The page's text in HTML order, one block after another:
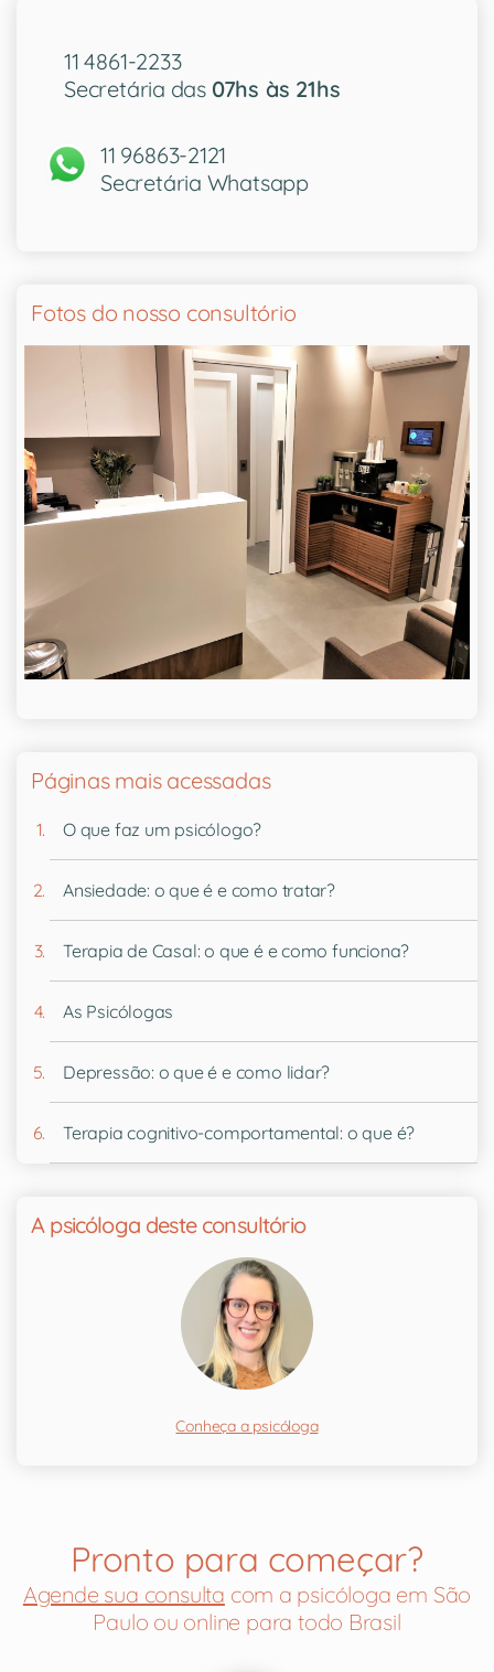
11 4861-2233
Secretária das 07hs às 21hs
11 96863-2121
Secretária Whatsapp
Fotos do nosso consultório
Páginas mais acessadas
O que faz um psicólogo?
Ansiedade: o que é e como tratar?
Terapia de Casal: o que é e como funciona?
As Psicólogas
Depressão: o que é e como lidar?
Terapia cognitivo-comportamental: o que é?
A psicóloga deste consultório
Conheça a psicóloga
Pronto para começar?
Agende sua consulta com a psicóloga em São
Paulo ou online para todo Brasil